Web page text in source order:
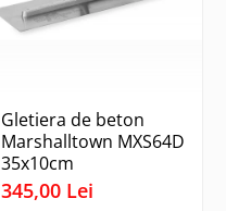
Gletiera de beton
Marshalltown MXS64D
35x10cm
345,00 Lei